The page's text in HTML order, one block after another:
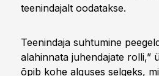
teenindajalt oodatakse.
Teenindaja suhtumine
alahinnata juhendajate rolli,”
õpib kohe alguses selgeks,